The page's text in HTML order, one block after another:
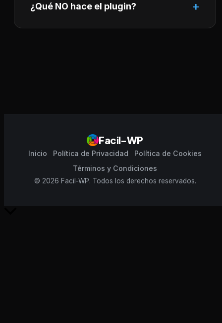
¿Qué NO hace el plugin?
Facil-WP
Inicio Política de Privacidad
Política de Cookies
Términos y Condiciones
© 2026 Facil-WP. Todos los derechos reservados.